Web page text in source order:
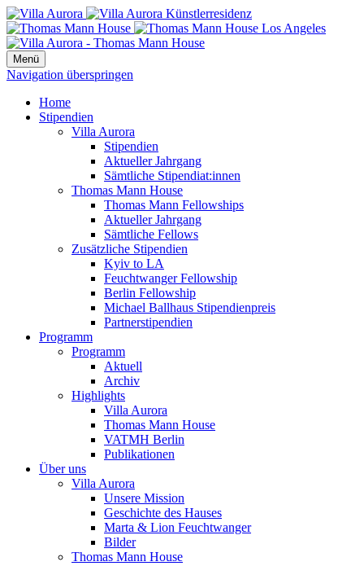
Menü
Navigation überspringen
Home
Stipendien
Villa Aurora
Stipendien
Aktueller Jahrgang
Sämtliche Stipendiat:innen
Thomas Mann House
Thomas Mann Fellowships
Aktueller Jahrgang
Sämtliche Fellows
Zusätzliche Stipendien
Kyiv to LA
Feuchtwanger Fellowship
Berlin Fellowship
Michael Ballhaus Stipendienpreis
Partnerstipendien
Programm
Programm
Aktuell
Archiv
Highlights
Villa Aurora
Thomas Mann House
VATMH Berlin
Publikationen
Über uns
Villa Aurora
Unsere Mission
Geschichte des Hauses
Marta & Lion Feuchtwanger
Bilder
Thomas Mann House